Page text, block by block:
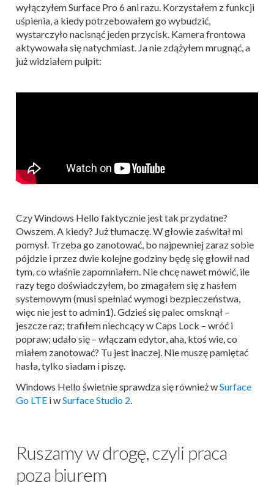
wyłączyłem Surface Pro 6 ani razu. Korzystałem z funkcji
uśpienia, a kiedy potrzebowałem go wybudzić,
wystarczyło nacisnąć jeden przycisk. Kamera frontowa
aktywowała się natychmiast. Ja nie zdążyłem mrugnąć, a
już widziałem pulpit:
Czy Windows Hello faktycznie jest tak przydatne?
Owszem. A kiedy? Już tłumaczę. W głowie zaświtał mi
pomysł. Trzeba go zanotować, bo najpewniej zaraz sobie
pójdzie i przez dwie kolejne godziny będę się głowił nad
tym, co właśnie zapomniałem. Nie chcę nawet mówić, ile
razy tego doświadczyłem, bo zmagałem się z hasłem
systemowym (musi spełniać wymogi bezpieczeństwa,
więc nie jest to admin1). Gdzieś się palec omsknął –
jeszcze raz; trafiłem niechcący w Caps Lock – wróć i
popraw; udało się – włączam edytor, aha, ktoś wie, co
miałem zanotować? Tu jest inaczej. Nie muszę pamiętać
hasła, tylko siadam i piszę.
Windows Hello świetnie sprawdza się również wSurface
Go LTE i wSurface Studio 2.
Ruszamy w drogę, czyli praca
poza biurem